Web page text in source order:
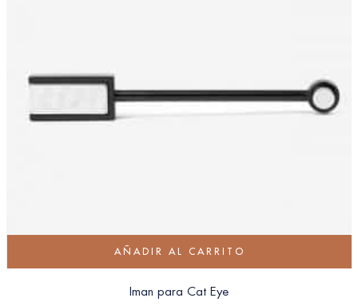
AÑADIR AL CARRITO
Iman para Cat Eye